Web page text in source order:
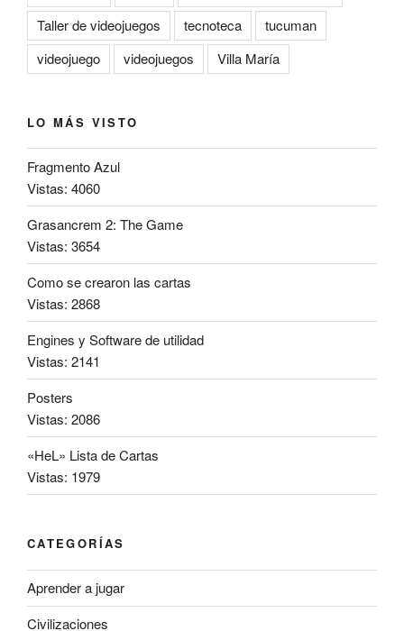
Taller de videojuegos
tecnoteca
tucuman
videojuego
videojuegos Villa María
LO MÁS VISTO
Fragmento Azul
Vistas: 4060
Grasancrem 2: The Game
Vistas: 3654
Como se crearon las cartas
Vistas: 2868
Engines y Software de utilidad
Vistas: 2141
Posters
Vistas: 2086
«HeL» Lista de Cartas
Vistas: 1979
CATEGORÍAS
Aprender a jugar
Civilizaciones